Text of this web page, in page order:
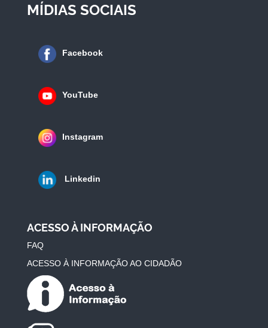
MÍDIAS SOCIAIS
Facebook
YouTube
Instagram
Linkedin
ACESSO À INFORMAÇÃO
FAQ
ACESSO À INFORMAÇÃO AO CIDADÃO